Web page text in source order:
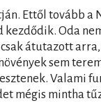
Ettől tovább a
kezdődik. Oda
átutazott arra,
sem
Valami
mégis mintha